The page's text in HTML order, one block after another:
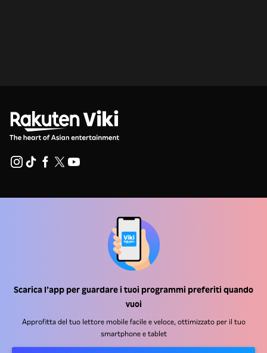
Scarica l’app per guardare i tuoi programmi preferiti quando
vuoi
Approfitta del tuo lettore mobile facile e veloce, ottimizzato per il tuo
smartphone e tablet
Centro assistenza
Centro stampa
Condizioni d'uso